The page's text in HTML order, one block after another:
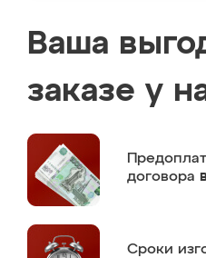
Ваша
заказе у
договора
Сроки